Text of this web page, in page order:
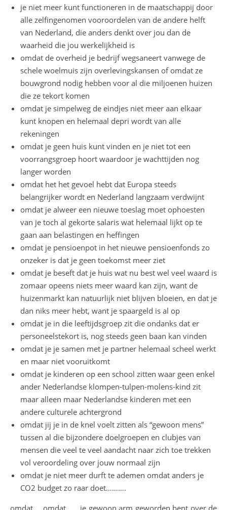
je niet meer kunt functioneren in de maatschappij door
alle zelfingenomen vooroordelen van de andere helft
van Nederland, die anders denkt over jou dan de
waarheid die jou werkelijkheid is
omdat de overheid je bedrijf wegsaneert vanwege de
schele woelmuis zijn overlevingskansen of omdat ze
bouwgrond nodig hebben voor al die miljoenen huizen
die ze tekort komen
omdat je simpelweg de eindjes niet meer aan elkaar
kunt knopen en helemaal depri wordt van alle
rekeningen
omdat je geen huis kunt vinden en je niet tot een
voorrangsgroep hoort waardoor je wachttijden nog
langer worden
omdat het het gevoel hebt dat Europa steeds
belangrijker wordt en Nederland langzaam verdwijnt
omdat je alweer een nieuwe toeslag moet ophoesten
van je toch al gekorte salaris wat helemaal lijkt op te
gaan aan belastingen en heffingen
omdat je pensioenpot in het nieuwe pensioenfonds zo
onzeker is dat je geen toekomst meer ziet
omdat je beseft dat je huis wat nu best wel veel waard is
zomaar opeens niets meer waard kan zijn, want de
huizenmarkt kan natuurlijk niet blijven bloeien, en dat je
dan niks meer hebt, want je spaargeld is al op
omdat je in die leeftijdsgroep zit die ondanks dat er
personeelstekort is, nog steeds geen baan kan vinden
omdat je je samen met je partner helemaal scheel werkt
en maar niet vooruitkomt
omdat je kinderen op een school zitten waar geen enkel
ander Nederlandse klompen-tulpen-molens-kind zit
maar alleen maar Nederlandse kinderen met een
andere culturele achtergrond
omdat jij je in de knel voelt zitten als “gewoon mens”
tussen al die bijzondere doelgroepen en clubjes van
mensen die veel te veel aandacht naar zich toe trekken
vol veroordeling over jouw normaal zijn
omdat je niet meer durft te ademen omdat anders je
CO2 budget zo raar doet……….
omdat…..omdat…….je gewoon arm geworden bent over de